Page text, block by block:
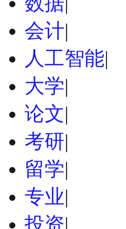
会计|
人工智能|
大学|
论文|
考研|
留学|
专业|
投资|